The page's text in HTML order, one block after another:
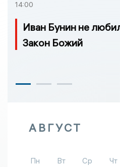
14:00
Иван Бунин не
Закон Божий
АВГУСТ
Пн Вт Ср Чт